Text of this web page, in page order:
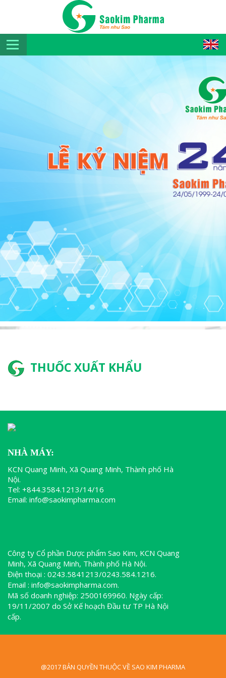
THUỐC XUẤT KHẨU
NHÀ MÁY:
KCN Quang Minh, Xã Quang Minh, Thành phố Hà
Nội.
Tel: +844.3584.1213/14/16
Email: info@saokimpharma.com
Công ty Cổ phần Dược phẩm Sao Kim, KCN Quang
Minh, Xã Quang Minh, Thành phố Hà Nội.
Điện thoại : 0243.5841213/0243.584.1216.
Email : info@saokimpharma.com.
Mã số doanh nghiệp: 2500169960. Ngày cấp:
19/11/2007 do Sở Kế hoạch Đầu tư TP Hà Nội
cấp.
@2017 BẢN QUYỀN THUỘC VỀ SAO KIM PHARMA